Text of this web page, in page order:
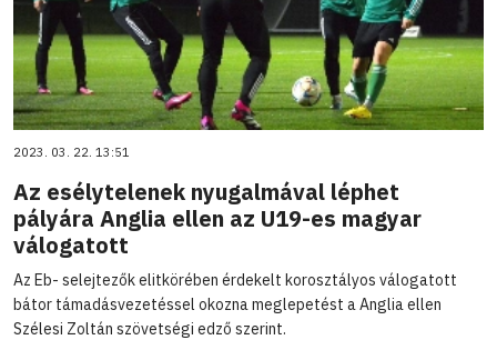
2023. 03. 22. 13:51
Az esélytelenek nyugalmával léphet
pályára Anglia ellen az U19-es magyar
válogatott
Az Eb- selejtezők elitkörében érdekelt korosztályos válogatott
bátor támadásvezetéssel okozna meglepetést a Anglia ellen
Szélesi Zoltán szövetségi edző szerint.